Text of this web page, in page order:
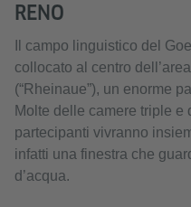
RENO
Il campo linguistico del
collocato al centro
(“Rheinaue”), un enorme
Molte delle camere triple
partecipanti vivranno
infatti una finestra che
d’acqua.